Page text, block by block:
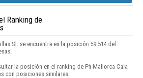
Ranking de
Sl. se encuentra en la posición 59.514 del
la posición en el ranking de Ph Mallorca Cala
con posiciones similares: